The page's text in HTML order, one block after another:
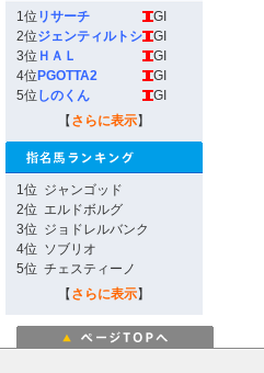
1位 リサーチ
GI
2位ジェンティルトシ
GI
3位 ＨＡＬ
GI
4位 PGOTTA2
GI
5位 しのくん
GI
【 さらに表示】
1位 ジャンゴッド
2位 エルドボルグ
3位 ジョドレルバンク
4位 ソブリオ
5位 チェスティーノ
【 さらに表示】